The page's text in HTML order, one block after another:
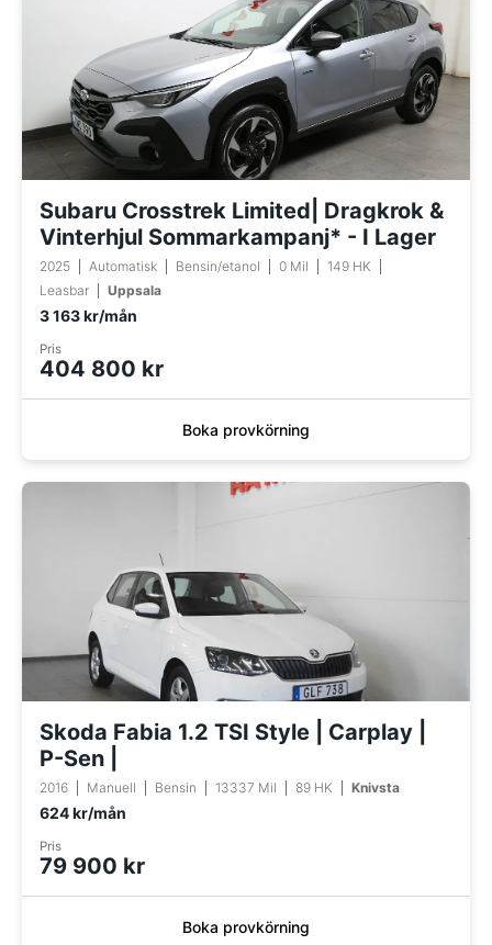
Subaru Crosstrek Limited| Dragkrok &
Vinterhjul Sommarkampanj* - I Lager
2025 Automatisk Bensin/etanol 0 Mil
149 HK
Leasbar
Uppsala
3 163 kr/mån
Pris
404 800 kr
Boka provkörning
Skoda Fabia 1.2 TSI Style | Carplay |
P-Sen |
2016 Manuell Bensin 13337 Mil 89 HK Knivsta
624 kr/mån
Pris
79 900 kr
Boka provkörning